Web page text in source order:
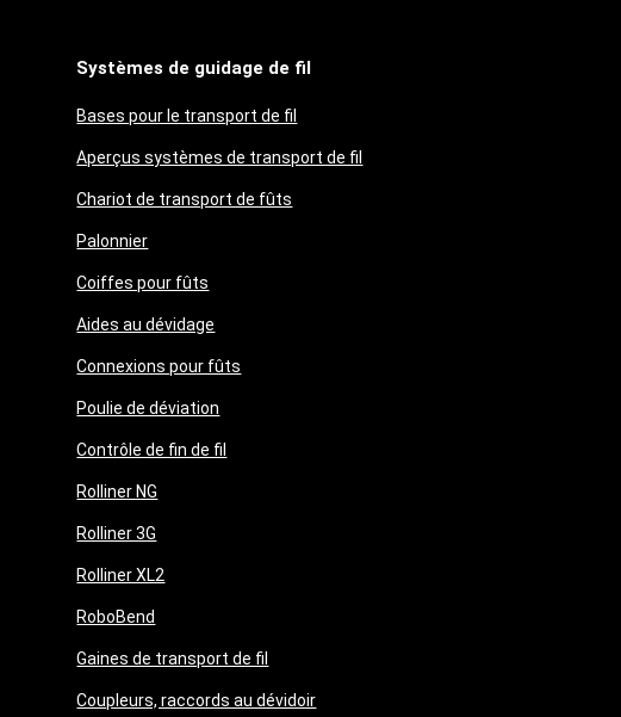
Systèmes de guidage de fil
Bases pour le transport de fil
Aperçus systèmes de transport de fil
Chariot de transport de fûts
Palonnier
Coiffes pour fûts
Aides au dévidage
Connexions pour fûts
Poulie de déviation
Contrôle de fin de fil
Rolliner NG
Rolliner 3G
Rolliner XL2
RoboBend
Gaines de transport de fil
Coupleurs, raccords au dévidoir